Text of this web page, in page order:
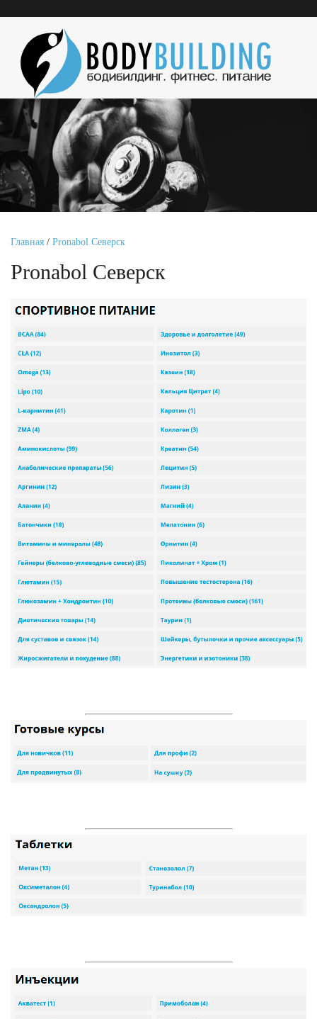
Главная / Pronabol Северск
Pronabol Северск